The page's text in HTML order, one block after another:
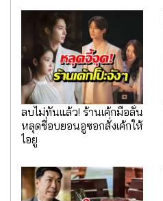
ลบไม่ทันแล้ว! ร้านเค้กมือลั่น
หลุดชื่อบยอนอูซอกสั่งเค้กให้
ไอยู